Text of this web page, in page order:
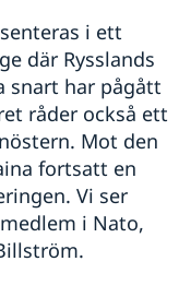
i ett
där Rysslands
snart har pågått
råder också ett
Mot den
fortsatt en
Vi ser
i Nato,